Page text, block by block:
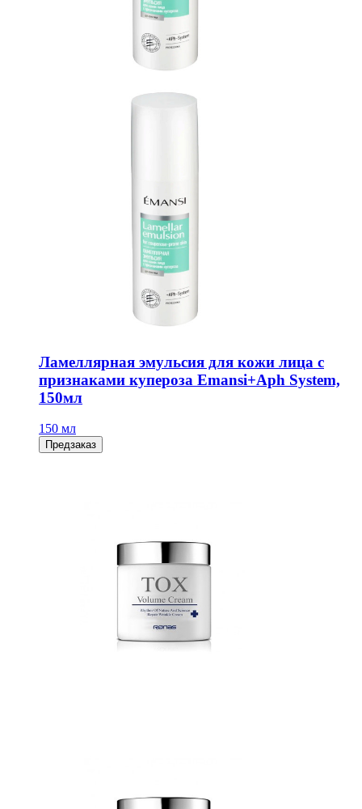
Ламеллярная эмульсия для кожи лица с
признаками купероза Emansi+Aph System,
150мл
150 мл
Предзаказ